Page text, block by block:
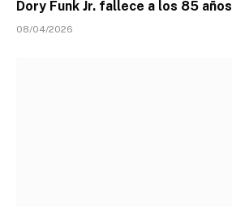
Dory Funk Jr. fallece a los 85 años
08/04/2026